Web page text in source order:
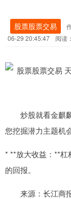
股票股票交易
06-29 20:45:47
阅读
炒股就看金麒麟
您挖掘潜力主题机
* **放大收益：**杠
的回报。
来源：长江商